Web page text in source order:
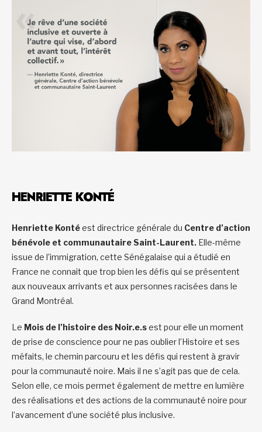
HENRIETTE KONTÉ
Henriette Kontéest directrice générale du Centre d’action
bénévole et communautaire Saint-Laurent. Elle-même
issue de l’immigration, cette Sénégalaise qui a étudié en
France ne connait que trop bien les défis qui se présentent
aux nouveaux arrivants et aux personnes racisées dans le
Grand Montréal.
Le Mois de l’histoire des Noir.e.sest pour elle un moment
de prise de conscience pour ne pas oublier l’Histoire et ses
méfaits, le chemin parcouru et les défis qui restent à gravir
pour la communauté noire. Mais il ne s’agit pas que de cela.
Selon elle, ce mois permet également de mettre en lumière
des réalisations et des actions de la communauté noire pour
l’avancement d’une société plus inclusive.